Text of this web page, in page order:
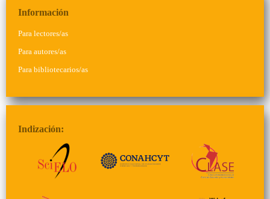
Información
Para lectores/as
Para autores/as
Para bibliotecarios/as
Indización: